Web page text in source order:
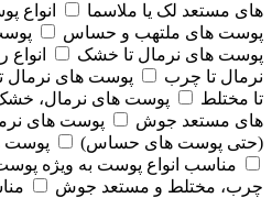
های مستعد لک یا ملاسما
انواع
پوست های ملتهب و حساس
پوست های نرمال تا خشک
نرمال تا چرب
پوست های نرمال
تا مختلط
پوست های نرمال،
های مستعد جوش
پوست های
(حتی پوست های حساس)
پوست
مناسب انواع پوست به ویژه
چرب، مختلط و مستعد جوش